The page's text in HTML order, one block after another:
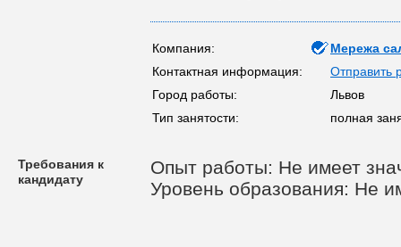
Компания:
Мережа
Контактная информация:
Отправить
Город работы:
Львов
Тип занятости:
полная
Требования к
кандидату
Опыт работы: Не имеет
Уровень образования: Не